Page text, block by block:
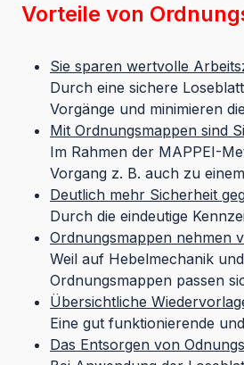
Vorteile von
Sie sparen wertvolle
Durch eine sichere
Vorgänge und minimieren
Mit Ordnungsmappen sind
Im Rahmen der MAPPEI-
Vorgang z. B. auch zu
Deutlich mehr Sicherheit
Durch die eindeutige
Ordnungsmappen nehmen
Weil auf Hebelmechanik
Ordnungsmappen passen
Übersichtliche
Eine gut funktionierende
Das Entsorgen von